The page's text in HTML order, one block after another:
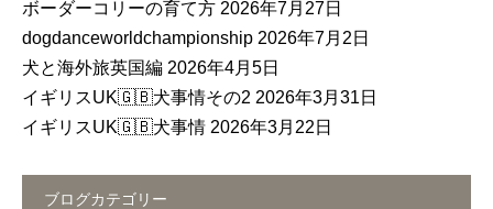
ボーダーコリーの育て方 2026年7月27日
dogdanceworldchampionship 2026年7月2日
犬と海外旅英国編 2026年4月5日
イギリスUK🇬🇧犬事情その2 2026年3月31日
イギリスUK🇬🇧犬事情 2026年3月22日
ブログカテゴリー